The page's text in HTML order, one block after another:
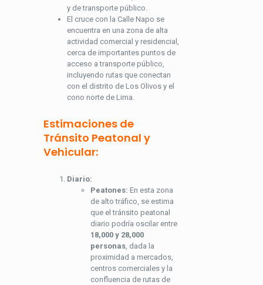
y de transporte público.
El cruce con la Calle Napo se
encuentra en una zona de alta
actividad comercial y residencial,
cerca de importantes puntos de
acceso a transporte público,
incluyendo rutas que conectan
con el distrito de Los Olivos y el
cono norte de Lima.
Estimaciones de
Tránsito Peatonal y
Vehicular:
Diario:
Peatones: En esta zona
de alto tráfico, se estima
que el tránsito peatonal
diario podría oscilar entre
18,000 y 28,000
personas , dada la
proximidad a mercados,
centros comerciales y la
confluencia de rutas de